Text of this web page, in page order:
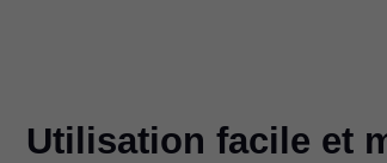
Utilisation facile et